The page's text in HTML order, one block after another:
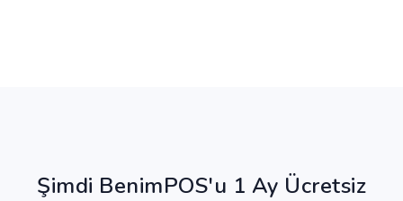
Şimdi BenimPOS'u 1 Ay Ücretsiz